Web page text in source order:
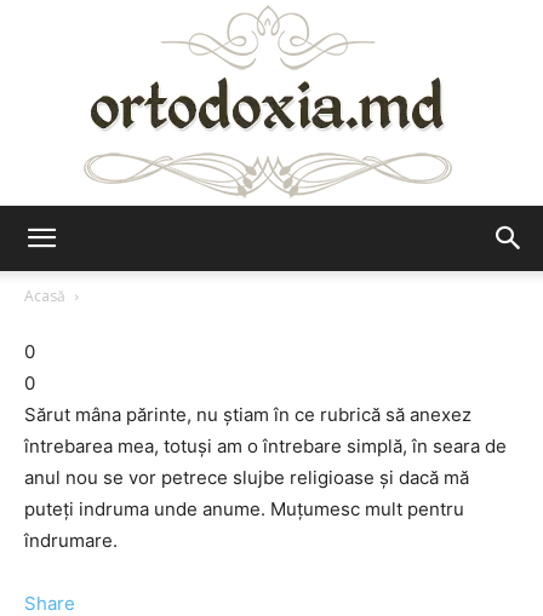
Acasă
0
0
Sărut mâna părinte, nu ştiam în ce rubrică să anexez
întrebarea mea, totuşi am o întrebare simplă, în seara de
anul nou se vor petrece slujbe religioase şi dacă mă
puteţi indruma unde anume. Muţumesc mult pentru
îndrumare.
Share